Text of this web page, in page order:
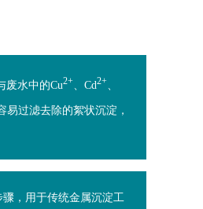
废水中的Cu2+ 、Cd2+
过滤去除的絮状沉淀，
，用于传统金属沉淀工